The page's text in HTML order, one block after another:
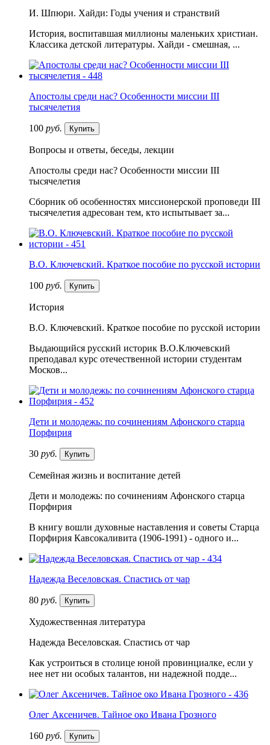
И. Шпюри. Хайди: Годы учения и странствий
История, воспитавшая миллионы маленьких христиан.
Классика детской литературы. Хайди - смешная, ...
Апостолы среди нас? Особенности миссии III
тысячелетия
100 руб. Купить
Вопросы и ответы, беседы, лекции
Апостолы среди нас? Особенности миссии III
тысячелетия
Сборник об особенностях миссионерской проповеди III
тысячелетия адресован тем, кто испытывает за...
В.О. Ключевский. Краткое пособие по русской истории
100 руб. Купить
История
В.О. Ключевский. Краткое пособие по русской истории
Выдающийся русский историк В.О.Ключевский
преподавал курс отечественной истории студентам
Москов...
Дети и молодежь: по сочинениям Афонского старца
Порфирия
30 руб. Купить
Семейная жизнь и воспитание детей
Дети и молодежь: по сочинениям Афонского старца
Порфирия
В книгу вошли духовные наставления и советы Старца
Порфирия Кавсокаливита (1906-1991) - одного и...
Надежда Веселовская. Спастись от чар
80 руб. Купить
Художественная литература
Надежда Веселовская. Спастись от чар
Как устроиться в столице юной провинциалке, если у
нее нет ни особых талантов, ни надежной подде...
Олег Аксеничев. Тайное око Ивана Грозного
160 руб. Купить